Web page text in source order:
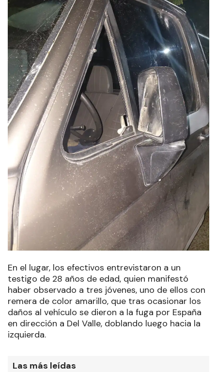
En el lugar, los efectivos entrevistaron a un
testigo de 28 años de edad, quien manifestó
haber observado a tres jóvenes, uno de ellos con
remera de color amarillo, que tras ocasionar los
daños al vehículo se dieron a la fuga por España
en dirección a Del Valle, doblando luego hacia la
izquierda.
Las más leídas